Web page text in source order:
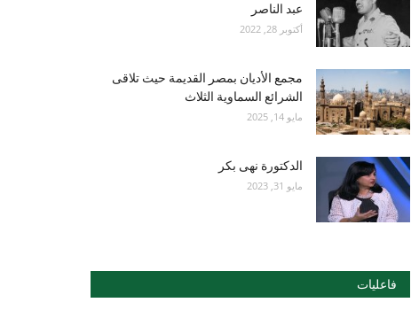
عبد الناصر
أكتوبر 28, 2022
مجمع الأديان بمصر القديمة حيث تلاقى
الشرائع السماوية الثلاث
مايو 14, 2025
الدكتورة نهى بكر
مايو 31, 2023
فاعليات